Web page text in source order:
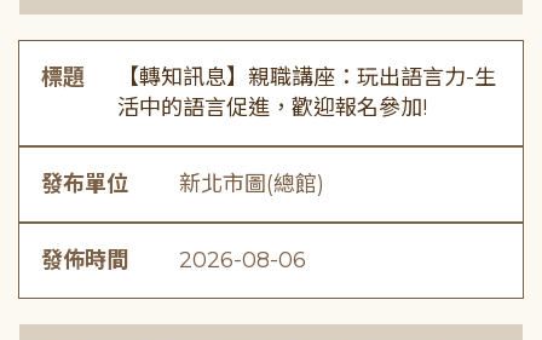
標題
【轉知訊息】親職講座：玩出語言力-生
活中的語言促進，歡迎報名參加!
發布單位 新北市圖(總館)
發佈時間 2026-08-06